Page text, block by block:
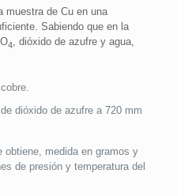
muestra de Cu en una
Sabiendo que en la
4, dióxido de azufre y agua,
dióxido de azufre a 720 mm
obtiene, medida en gramos y
de presión y temperatura del